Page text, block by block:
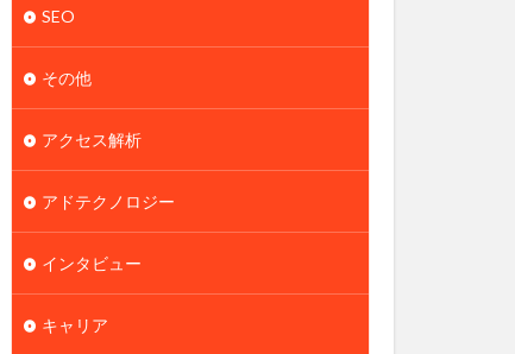
SEO
その他
アクセス解析
アドテクノロジー
インタビュー
キャリア